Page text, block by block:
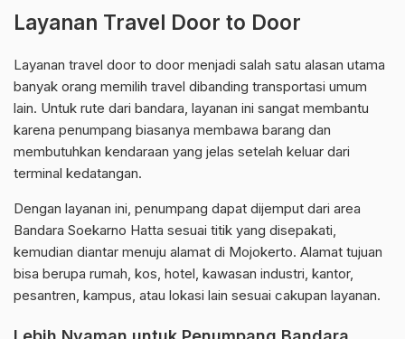
Layanan Travel Door to Door
Layanan travel door to door menjadi salah satu alasan utama
banyak orang memilih travel dibanding transportasi umum
lain. Untuk rute dari bandara, layanan ini sangat membantu
karena penumpang biasanya membawa barang dan
membutuhkan kendaraan yang jelas setelah keluar dari
terminal kedatangan.
Dengan layanan ini, penumpang dapat dijemput dari area
Bandara Soekarno Hatta sesuai titik yang disepakati,
kemudian diantar menuju alamat di Mojokerto. Alamat tujuan
bisa berupa rumah, kos, hotel, kawasan industri, kantor,
pesantren, kampus, atau lokasi lain sesuai cakupan layanan.